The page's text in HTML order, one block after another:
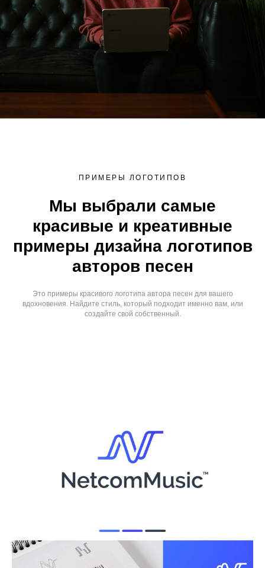
ПРИМЕРЫ ЛОГОТИПОВ
Мы выбрали самые
красивые и креативные
примеры дизайна логотипов
авторов песен
Это примеры красивого логотипа автора песен для вашего
вдохновения. Найдите стиль, который подходит именно вам, или
создайте свой собственный.